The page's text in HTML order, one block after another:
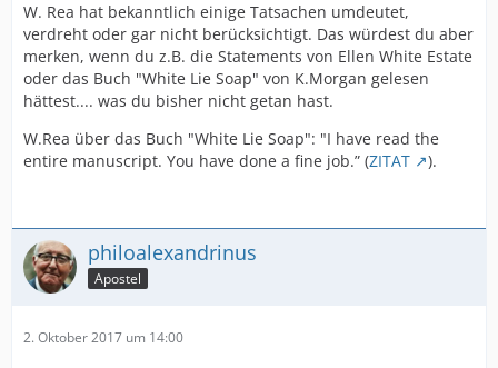
W. Rea hat bekanntlich einige Tatsachen umdeutet,
verdreht oder gar nicht berücksichtigt. Das würdest du aber
merken, wenn du z.B. die Statements von Ellen White Estate
oder das Buch "White Lie Soap" von K.Morgan gelesen
hättest.... was du bisher nicht getan hast.
W.Rea über das Buch "White Lie Soap": "I have read the
entire manuscript. You have done a fine job.” (ZITAT ).
philoalexandrinus
Apostel
2. Oktober 2017 um 14:00